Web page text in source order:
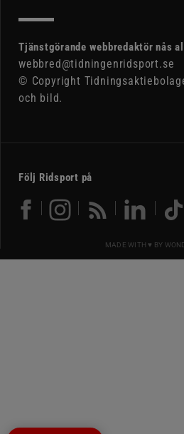
Tjänstgörande webbredaktör nås
webbred@tidningenridsport.se
© Copyright
och bild.
Följ Ridsport på
MADE WITH ♥ BY